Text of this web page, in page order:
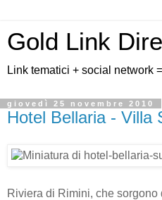
Gold Link
Link tematici + social network
giovedì 25 novembre 2010
Hotel Bellaria - Villa
Riviera di Rimini, che